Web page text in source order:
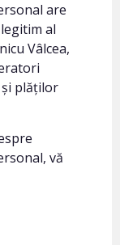
are
al
Vâlcea,
plăților
vă